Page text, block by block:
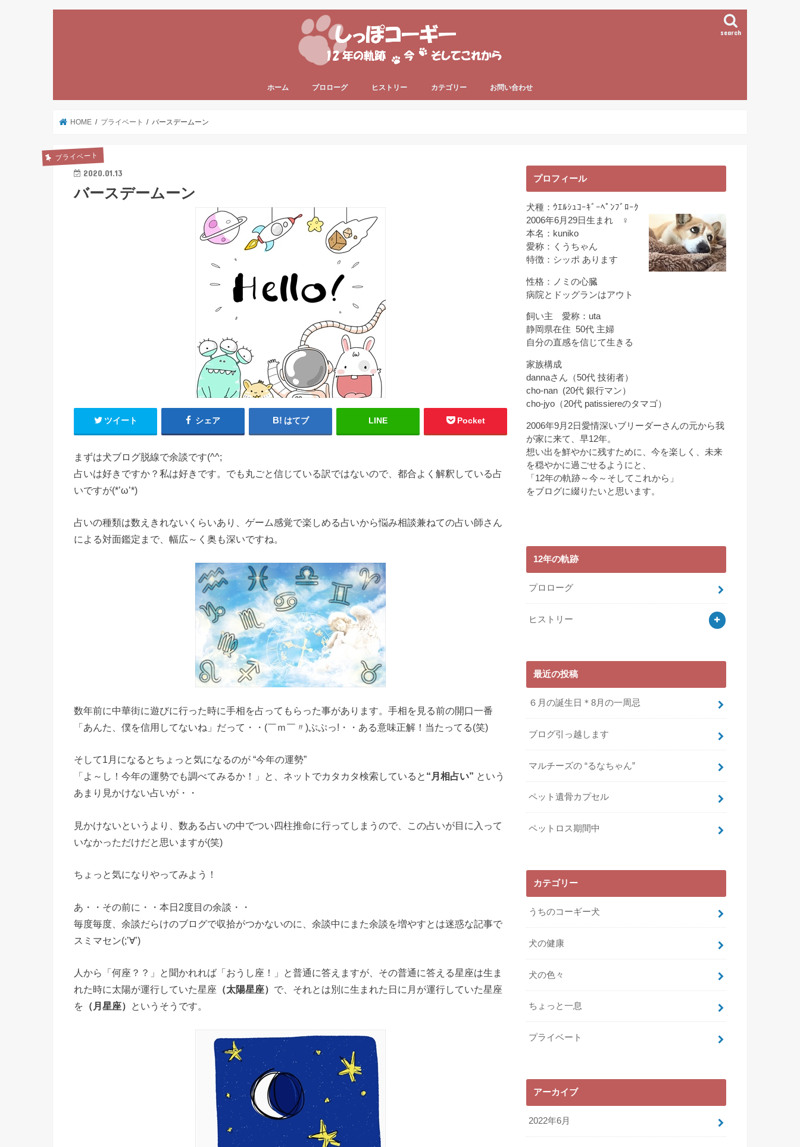
search
ホーム プロローグ ヒストリー カテゴリー お問い合わせ
HOME プライベート バースデームーン
プライベート
2020.01.13
バースデームーン
ツイート シェア はてブ LINE Pocket
まずは犬ブログ脱線で余談です(^^;
占いは好きですか？私は好きです。でも丸ごと信じている訳ではないので、都合よく解釈している占
いですが(*’ω’*)
占いの種類は数えきれないくらいあり、ゲーム感覚で楽しめる占いから悩み相談兼ねての占い師さん
による対面鑑定まで、幅広～く奥も深いですね。
数年前に中華街に遊びに行った時に手相を占ってもらった事があります。手相を見る前の開口一番
「あんた、僕を信用してないね」だって・・(￣ｍ￣〃)ぷぷっ!・・ある意味正解！当たってる(笑)
そして1月になるとちょっと気になるのが “今年の運勢”
「よ～し！今年の運勢でも調べてみるか！」と、ネットでカタカタ検索していると “月相占い” という
あまり見かけない占いが・・
見かけないというより、数ある占いの中でつい四柱推命に行ってしまうので、この占いが目に入って
いなかっただけだと思いますが(笑)
ちょっと気になりやってみよう！
あ・・その前に・・本日2度目の余談・・
毎度毎度、余談だらけのブログで収拾がつかないのに、余談中にまた余談を増やすとは迷惑な記事で
スミマセン(;’∀’)
人から「何座？？」と聞かれれば「おうし座！」と普通に答えますが、その普通に答える星座は生ま
れた時に太陽が運行していた星座 （太陽星座） で、それとは別に生まれた日に月が運行していた星座
を （月星座） というそうです。
プロフィール
犬種：ｳｴﾙｼｭｺｰｷﾞｰﾍﾟﾝﾌﾞﾛｰｸ
2006年6月29日生まれ ♀
本名：kuniko
愛称：くうちゃん
特徴：シッポ あります
性格：ノミの心臓
病院とドッグランはアウト
飼い主 愛称：uta
静岡県在住 50代 主婦
自分の直感を信じて生きる
家族構成
dannaさん（50代 技術者）
cho-nan (20代 銀行マン）
cho-jyo（20代 patissiereのタマゴ）
2006年9月2日愛情深いブリーダーさんの元から我
が家に来て、早12年。
想い出を鮮やかに残すために、今を楽しく、未来
を穏やかに過ごせるようにと、
「12年の軌跡～今～そしてこれから」
をブログに綴りたいと思います。
12年の軌跡
プロローグ
ヒストリー
最近の投稿
６月の誕生日＊8月の一周忌
ブログ引っ越します
マルチーズの “るなちゃん”
ペット遺骨カプセル
ペットロス期間中
カテゴリー
うちのコーギー犬
犬の健康
犬の色々
ちょっと一息
プライベート
アーカイブ
2022年6月